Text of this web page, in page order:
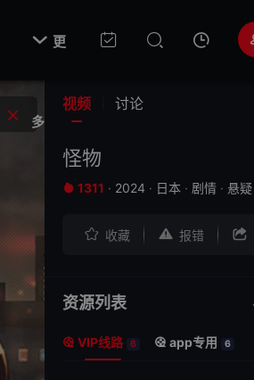
 更
多
视频 讨论
怪物
 1311 · 2024 · 日本 · 剧情 · 悬疑
 收藏  报错 
资源列表
 VIP线路 6  app专用 6